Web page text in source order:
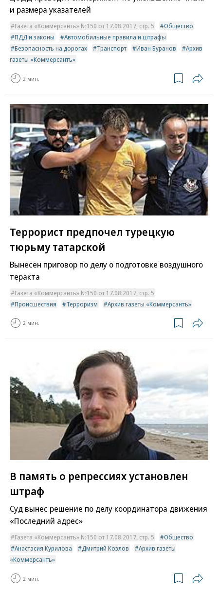
и размера указателей
Газета «Коммерсантъ» №150 от 17.08.2017, стр. 5
Общество
ПДД и законы
Автомобильные правила и штрафы
Безопасность на дорогах
Транспорт Иван Буранов
Архив
газеты «Коммерсантъ»
2 мин.
Террорист предпочел турецкую
тюрьму татарской
Вынесен приговор по делу о подготовке воздушного
теракта
Газета «Коммерсантъ» №150 от 17.08.2017, стр. 5
Происшествия
Терроризм Архив газеты «Коммерсантъ»
2 мин.
В память о репрессиях установлен
штраф
Суд вынес решение по делу координатора движения
«Последний адрес»
Газета «Коммерсантъ» №150 от 17.08.2017, стр. 5
Общество
Анастасия Курилова
Дмитрий Козлов
Архив газеты
«Коммерсантъ»
2 мин.